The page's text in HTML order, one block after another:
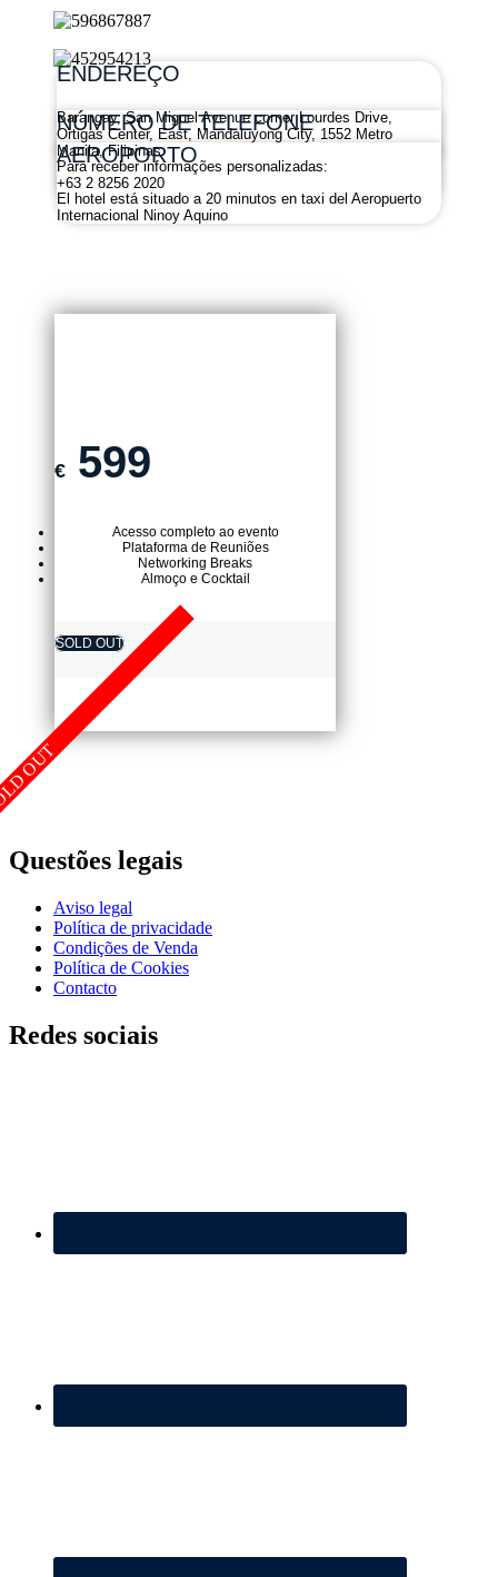
ENDEREÇO
Barangay, San Miguel Avenue corner Lourdes Drive,
Ortigas Center, East, Mandaluyong City, 1552 Metro
Manila, Filipinas
NÚMERO DE TELEFONE
Para receber informações personalizadas:
+63 2 8256 2020
AEROPORTO
El hotel está situado a 20 minutos en taxi del Aeropuerto
Internacional Ninoy Aquino
€ 599
Acesso completo ao evento
Plataforma de Reuniões
Networking Breaks
Almoço e Cocktail
SOLD OUT
OUT
Questões legais
Aviso legal
Política de privacidade
Condições de Venda
Polí­tica de Cookies
Contacto
Redes sociais